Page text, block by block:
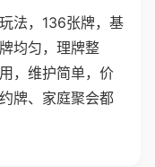
法，136张牌，基
均匀，理牌整
，维护简单，价
牌、家庭聚会都